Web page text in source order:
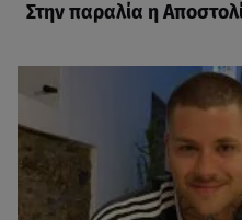
Στην παραλία η